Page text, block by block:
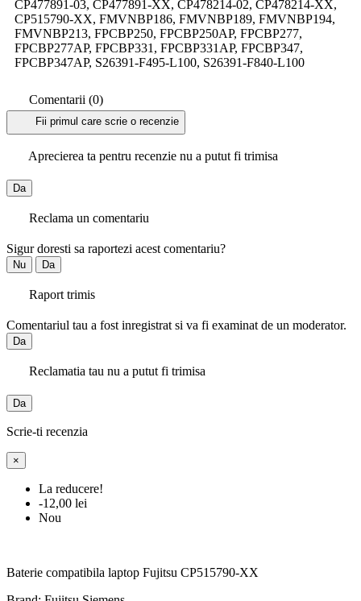
CP477891-03, CP477891-XX, CP478214-02, CP478214-XX,
CP515790-XX, FMVNBP186, FMVNBP189, FMVNBP194,
FMVNBP213, FPCBP250, FPCBP250AP, FPCBP277,
FPCBP277AP, FPCBP331, FPCBP331AP, FPCBP347,
FPCBP347AP, S26391-F495-L100, S26391-F840-L100
Comentarii (0)
Fii primul care scrie o recenzie
Aprecierea ta pentru recenzie nu a putut fi trimisa
Da
Reclama un comentariu
Sigur doresti sa raportezi acest comentariu?
Nu Da
Raport trimis
Comentariul tau a fost inregistrat si va fi examinat de un moderator.
Da
Reclamatia tau nu a putut fi trimisa
Da
Scrie-ti recenzia
×
La reducere!
-12,00 lei
Nou
Baterie compatibila laptop Fujitsu CP515790-XX